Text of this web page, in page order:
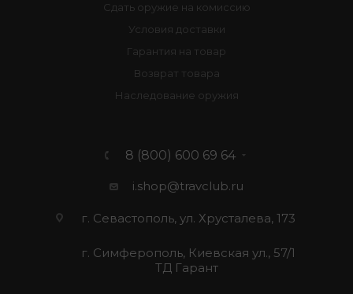
Сдать оружие на комиссию
Условия доставки
Гарантия на товар
Возврат товара
Наследование оружия
8 (800) 600 69 64
i.shop@travclub.ru
г. Севастополь, ул. Хрусталева, 173
г. Симферополь, Киевская ул., 57/1
ТД Гарант